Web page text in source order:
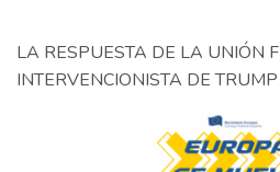
LA RESPUESTA DE LA UNIÓN
INTERVENCIONISTA DE TRUMP